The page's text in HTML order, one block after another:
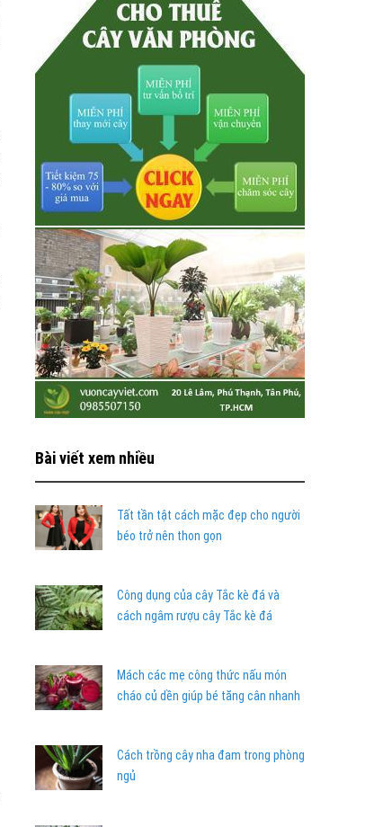
Bài viết xem nhiều
Tất tần tật cách mặc đẹp cho người
béo trở nên thon gọn
Công dụng của cây Tắc kè đá và
cách ngâm rượu cây Tắc kè đá
Mách các mẹ công thức nấu món
cháo củ dền giúp bé tăng cân nhanh
Cách trồng cây nha đam trong phòng
ngủ